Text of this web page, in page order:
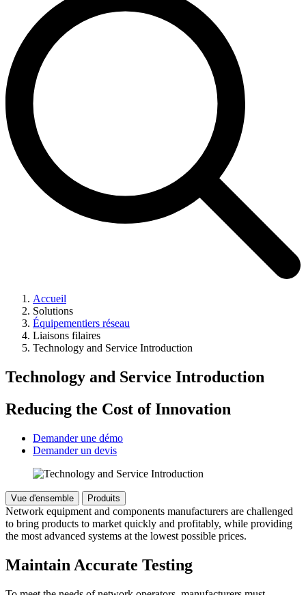
Accueil
Solutions
Équipementiers réseau
Liaisons filaires
Technology and Service Introduction
Technology and Service Introduction
Reducing the Cost of Innovation
Demander une démo
Demander un devis
Vue d'ensemble Produits
Network equipment and components manufacturers are challenged
to bring products to market quickly and profitably, while providing
the most advanced systems at the lowest possible prices.
Maintain Accurate Testing